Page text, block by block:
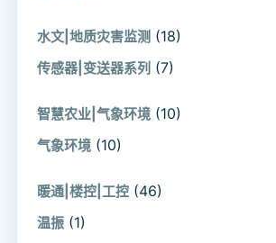
水文|地质灾害监测 (18)
传感器|变送器系列 (7)
智慧农业|气象环境 (10)
气象环境 (10)
暖通|楼控|工控 (46)
温振 (1)